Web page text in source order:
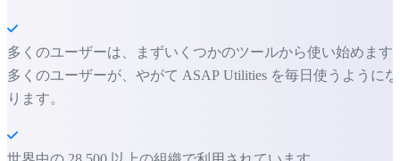
多くのユーザーは、まずいくつかのツールから使い始めます
多くのユーザーが、やがて ASAP Utilities を毎日使うようにな
ります。